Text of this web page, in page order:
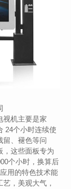
视机主要是家
24个小时连续使
留、褪色等问
，这些面板专为
个小时，换算后
用的特色技术能
，美观大气，